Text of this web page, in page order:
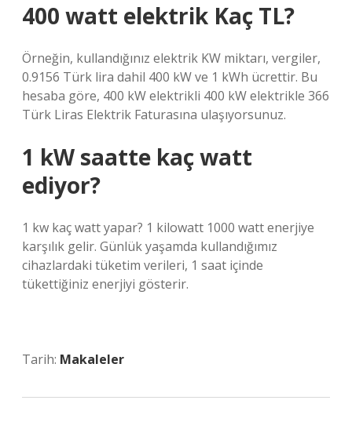
400 watt elektrik Kaç TL?
Örneğin, kullandığınız elektrik KW miktarı, vergiler,
0.9156 Türk lira dahil 400 kW ve 1 kWh ücrettir. Bu
hesaba göre, 400 kW elektrikli 400 kW elektrikle 366
Türk Liras Elektrik Faturasına ulaşıyorsunuz.
1 kW saatte kaç watt
ediyor?
1 kw kaç watt yapar? 1 kilowatt 1000 watt enerjiye
karşılık gelir. Günlük yaşamda kullandığımız
cihazlardaki tüketim verileri, 1 saat içinde
tükettiğiniz enerjiyi gösterir.
Tarih: Makaleler